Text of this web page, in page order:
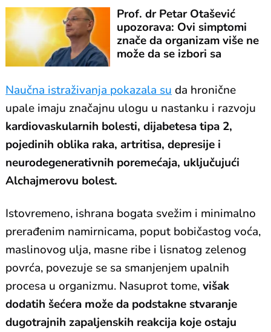
Prof. dr Petar Otašević
upozorava: Ovi simptomi
znače da organizam više ne
može da se izbori sa
Naučna istraživanja pokazala su da hronične
upale imaju značajnu ulogu u nastanku i razvoju
kardiovaskularnih bolesti, dijabetesa tipa 2,
pojedinih oblika raka, artritisa, depresije i
neurodegenerativnih poremećaja, uključujući
Alchajmerovu bolest.
Istovremeno, ishrana bogata svežim i minimalno
prerađenim namirnicama, poput bobičastog voća,
maslinovog ulja, masne ribe i lisnatog zelenog
povrća, povezuje se sa smanjenjem upalnih
procesa u organizmu. Nasuprot tome,višak
dodatih šećera može da podstakne stvaranje
dugotrajnih zapaljenskih reakcija koje ostaju